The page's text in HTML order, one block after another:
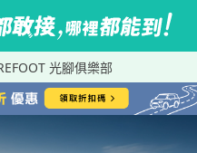
光腳俱樂部